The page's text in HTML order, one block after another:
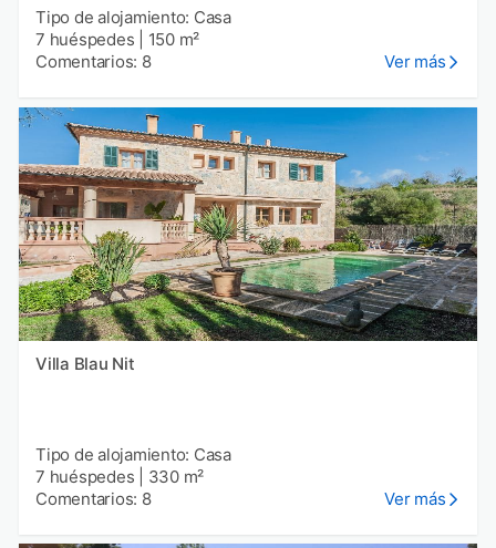
Tipo de alojamiento: Casa
7 huéspedes
150 m²
Comentarios: 8
Ver más
Villa Blau Nit
Tipo de alojamiento: Casa
7 huéspedes
330 m²
Comentarios: 8
Ver más